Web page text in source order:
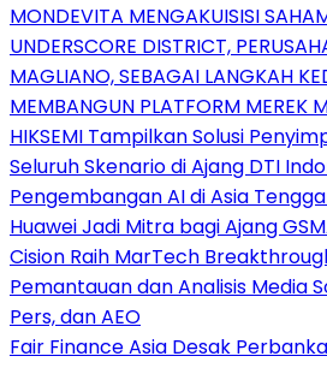
MONDEVITA MENGAKUISISI
UNDERSCORE DISTRICT,
MAGLIANO, SEBAGAI LANGKAH
MEMBANGUN PLATFORM MEREK
HIKSEMI Tampilkan Solusi
Seluruh Skenario di Ajang DTI
Pengembangan AI di Asia
Huawei Jadi Mitra bagi Ajang
Cision Raih MarTech
Pemantauan dan Analisis Media
Pers, dan AEO
Fair Finance Asia Desak